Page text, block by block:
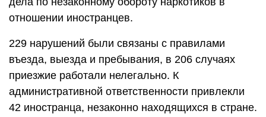
отношении иностранцев.
229 нарушений были связаны с правилами
въезда, выезда и пребывания, в 206 случаях
приезжие работали нелегально. К
административной ответственности привлекли
42 иностранца, незаконно находящихся в стране.